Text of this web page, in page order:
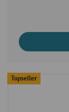
Topseller